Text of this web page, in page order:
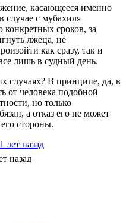
касающееся именно
случае с мубахиля
сроков, за
лжеца, не
как сразу, так и
лишь в судный день.
случаях? В принципе, да, в
от человека подобной
но только
а отказ его не может
стороны.
лет назад
назад